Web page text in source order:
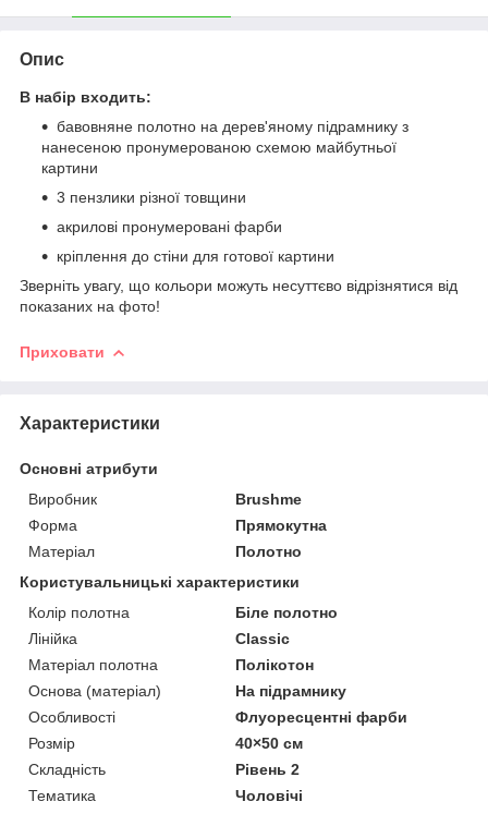
Опис
В набір входить:
бавовняне полотно на дерев'яному підрамнику з
нанесеною пронумерованою схемою майбутньої
картини
3 пензлики різної товщини
акрилові пронумеровані фарби
кріплення до стіни для готової картини
Зверніть увагу, що кольори можуть несуттєво відрізнятися від
показаних на фото!
Приховати
Характеристики
Основні атрибути
Виробник
Brushme
Форма
Прямокутна
Матеріал
Полотно
Користувальницькі характеристики
Колір полотна
Біле полотно
Лінійка
Classic
Матеріал полотна
Полікотон
Основа (матеріал)
На підрамнику
Особливості
Флуоресцентні фарби
Розмір
40×50 см
Складність
Рівень 2
Тематика
Чоловічі